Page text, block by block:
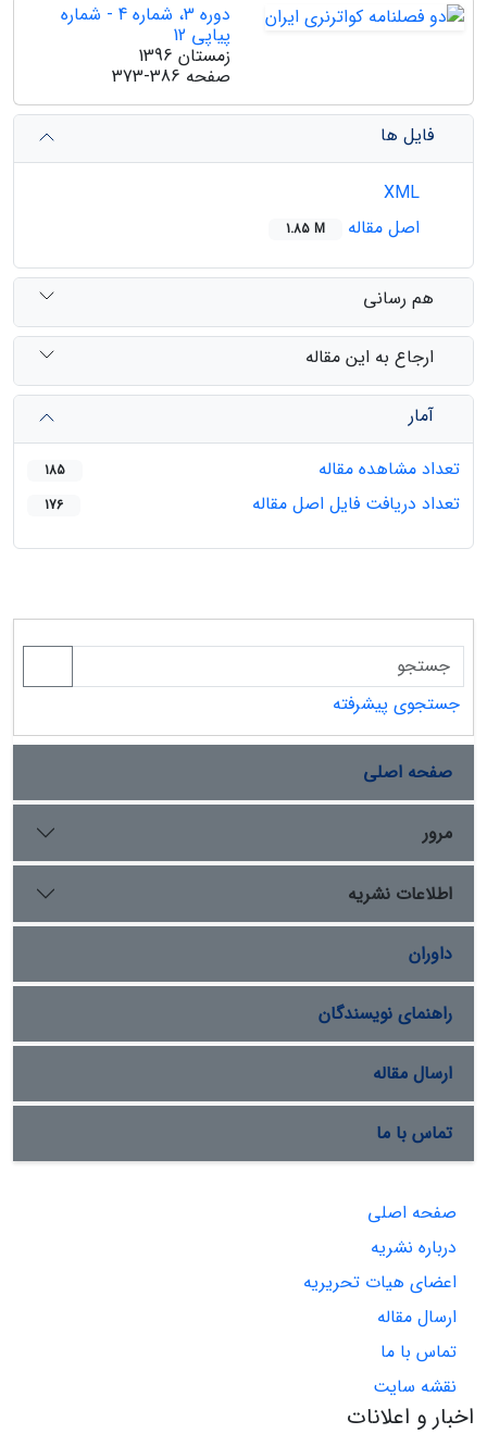
دوره 3، شماره 4 - شماره
پیاپی 12
زمستان 1396
صفحه 373-386
فایل ها
اصل مقاله
1.85 M
هم رسانی
ارجاع به این مقاله
آمار
تعداد مشاهده مقاله
185
تعداد دریافت فایل اصل مقاله 176
جستجوی پیشرفته
صفحه اصلی
مرور
اطلاعات نشریه
داوران
راهنمای نویسندگان
ارسال مقاله
تماس با ما
صفحه اصلی
درباره نشریه
اعضای هیات تحریریه
ارسال مقاله
تماس با ما
نقشه سایت
اخبار و اعلانات